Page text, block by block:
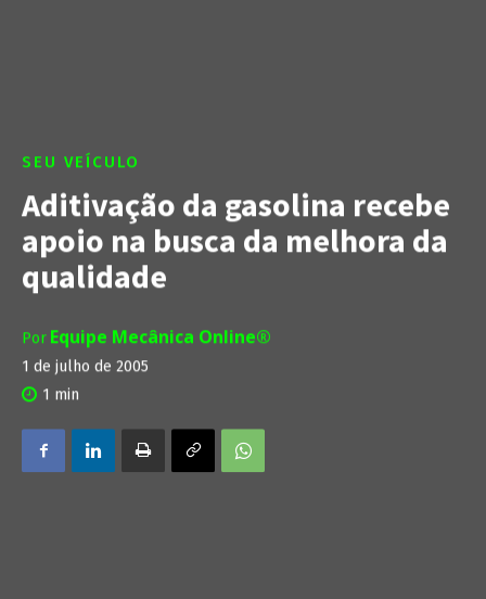
SEU VEÍCULO
Aditivação da gasolina recebe
apoio na busca da melhora da
qualidade
Por Equipe Mecânica Online®
1 de julho de 2005
1 min